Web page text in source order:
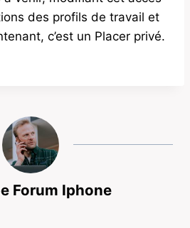
des profils de travail et
c’est un Placer privé.
Forum Iphone